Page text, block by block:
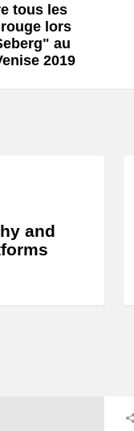
tous les
lors
au
2019
and